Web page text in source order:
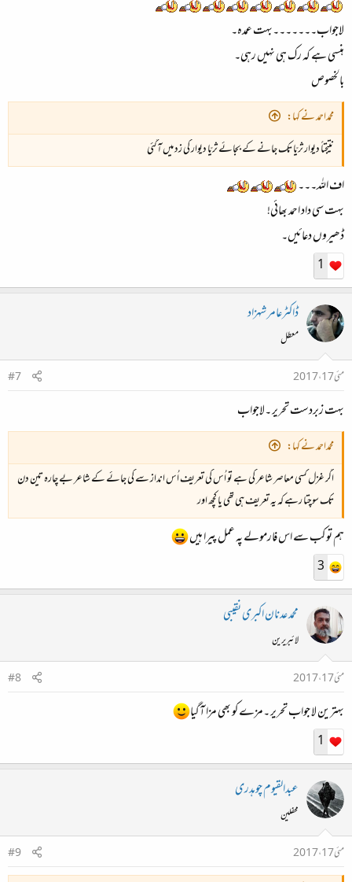
لاجواب۔۔۔۔۔۔۔بہت عمدہ۔
ہنسی ہے کہ رک ہی نہیں رہی۔
بالخصوص
محمداحمد نے کہا:
نتیجتاً دیوار ثریّا تک جانے کے بجائے ثریّا دیوار کی زد میں آگئی
اف اللہ۔۔۔
بہت سی داد احمد بھائی!
ڈھیروں دعائیں۔
1
ڈاکٹرعامر شہزاد
معطل
مئی 17، 2017
#7
بہت زبردست تحریر ۔لاجواب
محمداحمد نے کہا:
اگر غزل کسی معاصر شاعر کی ہے تو اُس کی تعریف اُس انداز سے کی جائے کے شاعر بے چارہ تین دن
تک سوچتا رہے کہ یہ تعریف ہی تھی یا کچھ اور
ہم تو کب سے اس فارمولے پہ عمل پیرا ہیں
3
محمد عدنان اکبری نقیبی
لائبریرین
مئی 17، 2017
#8
بہترین لا جواب تحریر ۔مزے کو بھی مزا آگیا
1
عبدالقیوم چوہدری
محفلین
مئی 17، 2017
#9